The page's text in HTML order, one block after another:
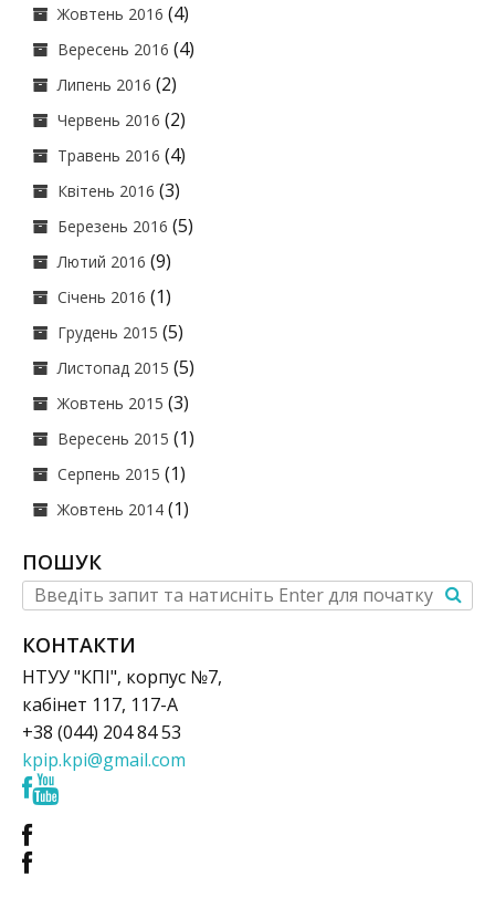
Жовтень 2016 (4)
Вересень 2016 (4)
Липень 2016 (2)
Червень 2016 (2)
Травень 2016 (4)
Квітень 2016 (3)
Березень 2016 (5)
Лютий 2016 (9)
Січень 2016 (1)
Грудень 2015 (5)
Листопад 2015 (5)
Жовтень 2015 (3)
Вересень 2015 (1)
Серпень 2015 (1)
Жовтень 2014 (1)
ПОШУК
КОНТАКТИ
НТУУ "КПІ", корпус №7,
кабінет 117, 117-А
+38 (044) 204 84 53
kpip.kpi@gmail.com